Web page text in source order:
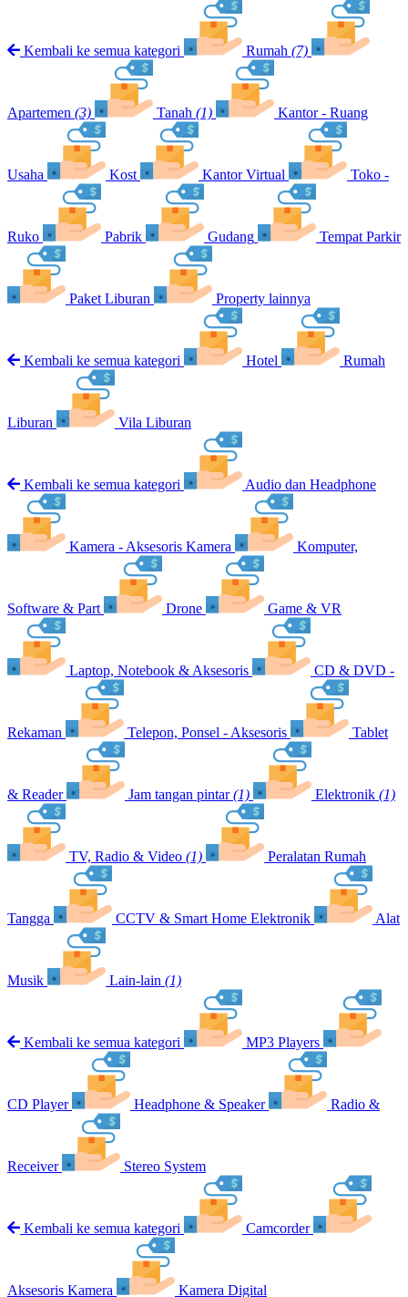
Kembali ke semua kategori Rumah (7)
Apartemen (3) Tanah (1) Kantor - Ruang
Usaha Kost Kantor Virtual Toko -
Ruko Pabrik Gudang Tempat Parkir
Paket Liburan Property lainnya
Kembali ke semua kategori Hotel Rumah
Liburan Vila Liburan
Kembali ke semua kategori Audio dan Headphone
Kamera - Aksesoris Kamera Komputer,
Software & Part Drone Game & VR
Laptop, Notebook & Aksesoris CD & DVD -
Rekaman Telepon, Ponsel - Aksesoris Tablet
& Reader Jam tangan pintar (1) Elektronik (1)
TV, Radio & Video (1) Peralatan Rumah
Tangga CCTV & Smart Home Elektronik Alat
Musik Lain-lain (1)
Kembali ke semua kategori MP3 Players
CD Player Headphone & Speaker Radio &
Receiver Stereo System
Kembali ke semua kategori Camcorder
Aksesoris Kamera Kamera Digital